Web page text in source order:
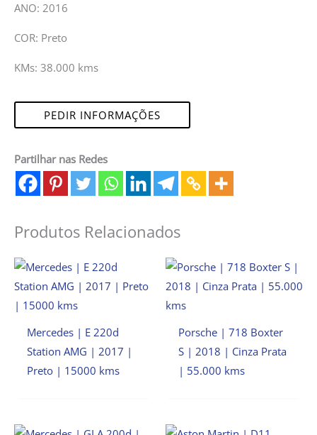
ANO: 2016
COR: Preto
KMs: 38.000 kms
PEDIR INFORMAÇÕES
Partilhar nas Redes
Produtos Relacionados
Mercedes | E 220d
Station AMG | 2017 |
Preto | 15000 kms
Porsche | 718 Boxter
S | 2018 | Cinza Prata
| 55.000 kms